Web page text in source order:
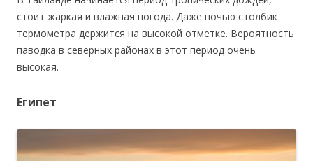
стоит жаркая и влажная погода. Даже ночью столбик
термометра держится на высокой отметке. Вероятность
паводка в северных районах в этот период очень
высокая.
Египет